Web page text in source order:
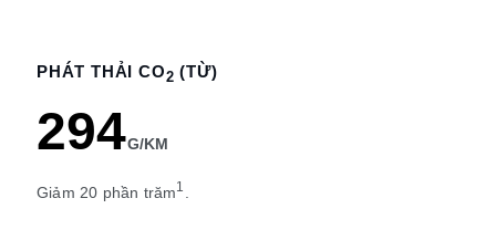
PHÁT THẢI CO2 (TỪ)
294G/KM
Giảm 20 phần trăm1